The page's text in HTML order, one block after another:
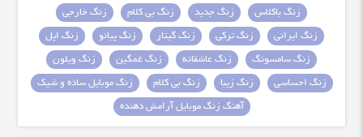
زنگ باکلاس زنگ جدید زنگ بی کلام
زنگ خارجی
زنگ ایرانی
زنگ ترکی زنگ گیتار زنگ پیانو
زنگ اپل
زنگ سامسونگ
زنگ عاشقانه زنگ غمگین
زنگ ویلون
زنگ احساسی
زنگ زیبا زنگ بی کلام
زنگ موبایل ساده و شیک
آهنگ زنگ موبایل آرامش دهنده